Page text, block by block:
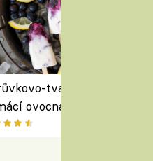
tvarohové nanuky
ovocná zmrzlina na